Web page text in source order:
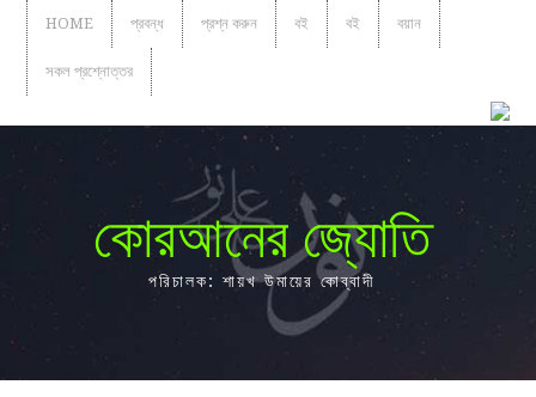
HOME প্রবন্ধ প্রশ্ন করুন বই বই বয়ান
সকল প্রশ্নোত্তর
কোরআনের জ্যোতি
পরিচালক: শায়খ উমায়ের কোব্বাদী